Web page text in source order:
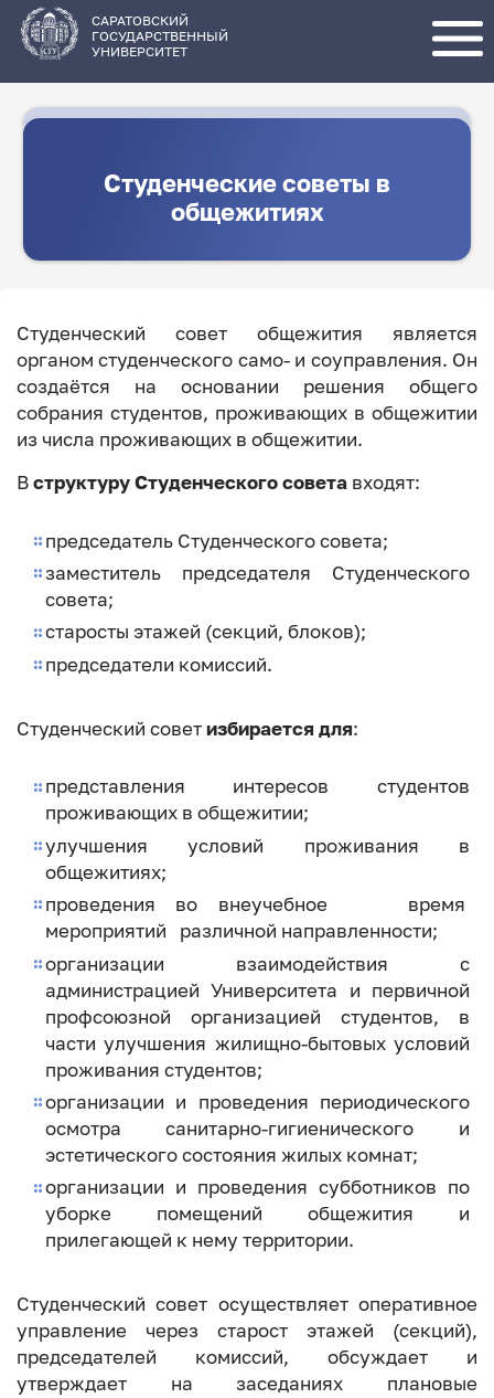
основному
содержанию
САРАТОВСКИЙ
ГОСУДАРСТВЕННЫЙ
УНИВЕРСИТЕТ
Студенческие советы в
общежитиях
Студенческий совет общежития является
органом студенческого само- и соуправления. Он
создаётся на основании решения общего
собрания студентов, проживающих в общежитии
из числа проживающих в общежитии.
В структуру Студенческого советавходят:
председатель Студенческого совета;
заместитель председателя Студенческого
совета;
старосты этажей (секций, блоков);
председатели комиссий.
Студенческий совет избирается для:
представления интересов студентов
проживающих в общежитии;
улучшения условий проживания в
общежитиях;
проведения во внеучебное время
мероприятий различной направленности;
организации взаимодействия с
администрацией Университета и первичной
профсоюзной организацией студентов, в
части улучшения жилищно-бытовых условий
проживания студентов;
организации и проведения периодического
осмотра санитарно-гигиенического и
эстетического состояния жилых комнат;
организации и проведения субботников по
уборке помещений общежития и
прилегающей к нему территории.
Студенческий совет осуществляет оперативное
управление через старост этажей (секций),
председателей комиссий, обсуждает и
утверждает на заседаниях плановые